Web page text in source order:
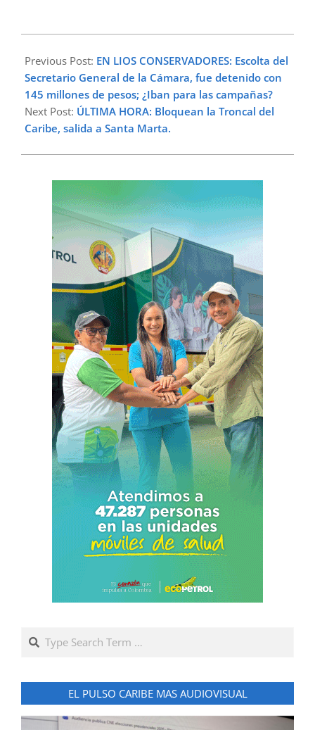
03-
03
Previous Post: EN LIOS CONSERVADORES: Escolta del
Secretario General de la Cámara, fue detenido con
145 millones de pesos; ¿Iban para las campañas?
Next Post: ÚLTIMA HORA: Bloquean la Troncal del
Caribe, salida a Santa Marta.
Search
EL PULSO CARIBE MAS AUDIOVISUAL